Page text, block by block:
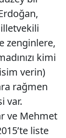
zenginlere,
kimi
verin)
rağmen
var.
ve Mehmet
liste